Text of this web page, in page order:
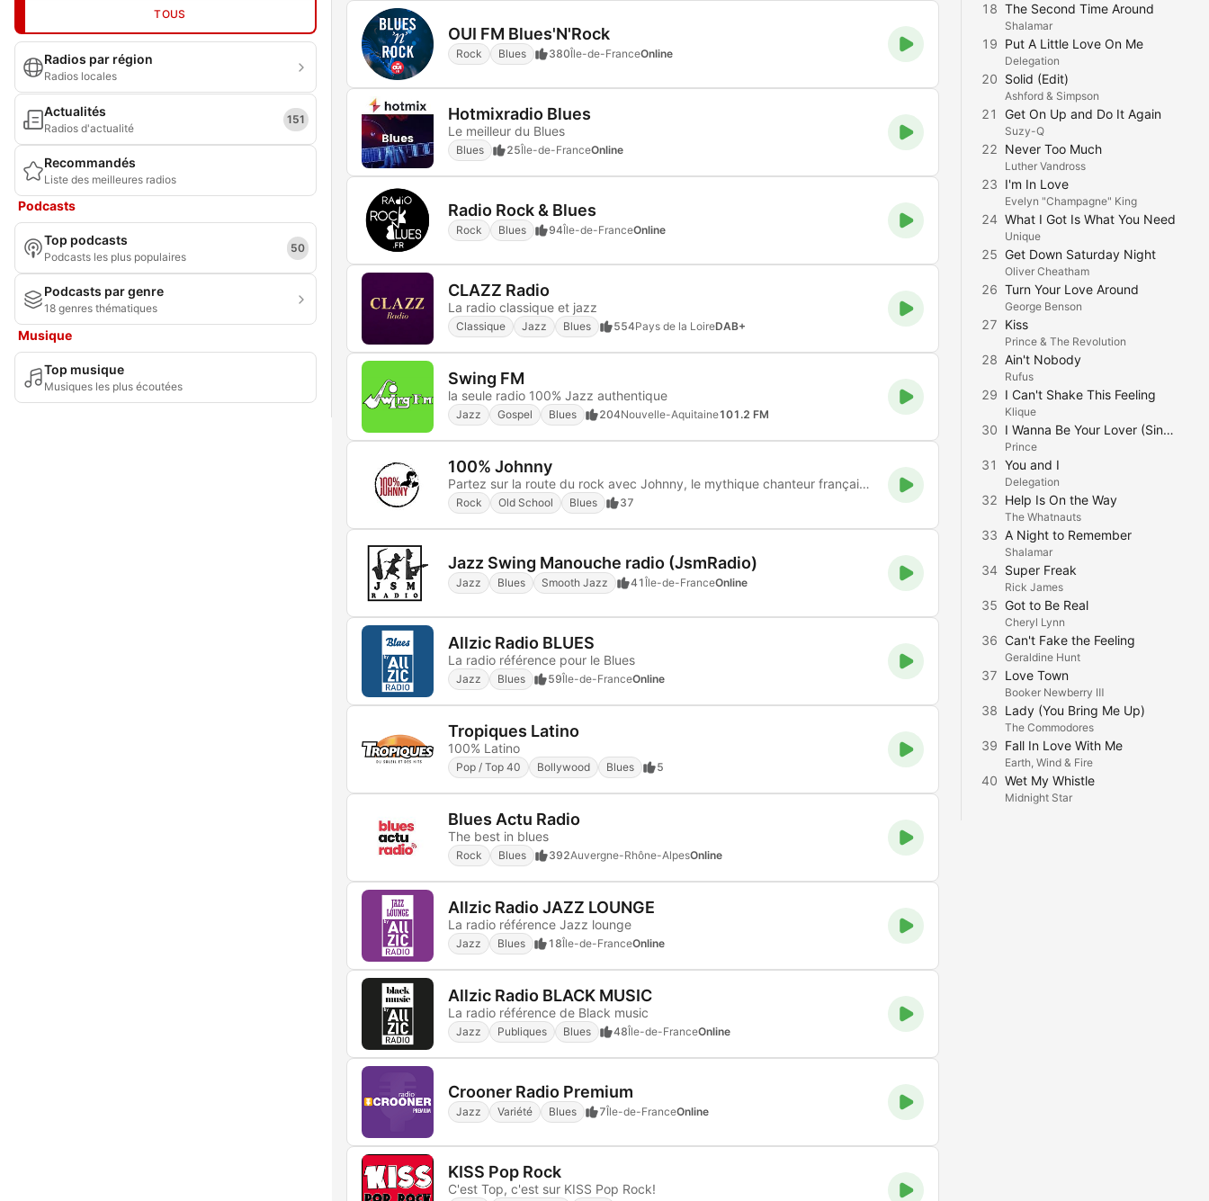
TOUS
Radios par région
Radios locales
Actualités
Radios d'actualité
151
Recommandés
Liste des meilleures radios
Podcasts
Top podcasts
Podcasts les plus populaires
50
Podcasts par genre
18 genres thématiques
Musique
Top musique
Musiques les plus écoutées
OUI FM Blues'N'Rock
Rock Blues 380Île-de-FranceOnline
Hotmixradio Blues
Le meilleur du Blues
Blues 25Île-de-FranceOnline
Radio Rock & Blues
Rock Blues 94Île-de-FranceOnline
CLAZZ Radio
La radio classique et jazz
Classique Jazz Blues 554Pays de la LoireDAB+
Swing FM
la seule radio 100% Jazz authentique
Jazz Gospel Blues 204Nouvelle-Aquitaine101.2 FM
100% Johnny
Partez sur la route du rock avec Johnny, le mythique chanteur français, sur notre radio 100% road trip musical !
Rock Old School Blues 37
Jazz Swing Manouche radio (JsmRadio)
Jazz Blues Smooth Jazz 41Île-de-FranceOnline
Allzic Radio BLUES
La radio référence pour le Blues
Jazz Blues 59Île-de-FranceOnline
Tropiques Latino
100% Latino
Pop / Top 40 Bollywood Blues 5
Blues Actu Radio
The best in blues
Rock Blues 392Auvergne-Rhône-AlpesOnline
Allzic Radio JAZZ LOUNGE
La radio référence Jazz lounge
Jazz Blues 18Île-de-FranceOnline
Allzic Radio BLACK MUSIC
La radio référence de Black music
Jazz Publiques Blues 48Île-de-FranceOnline
Crooner Radio Premium
Jazz Variété Blues 7Île-de-FranceOnline
KISS Pop Rock
C'est Top, c'est sur KISS Pop Rock!
18 The Second Time Around
Shalamar
19 Put A Little Love On Me
Delegation
20 Solid (Edit)
Ashford & Simpson
21 Get On Up and Do It Again
Suzy-Q
22 Never Too Much
Luther Vandross
23 I'm In Love
Evelyn "Champagne" King
24 What I Got Is What You Need
Unique
25 Get Down Saturday Night
Oliver Cheatham
26 Turn Your Love Around
George Benson
27 Kiss
Prince & The Revolution
28 Ain't Nobody
Rufus
29 I Can't Shake This Feeling
Klique
30 I Wanna Be Your Lover (Single Version)
Prince
31 You and I
Delegation
32 Help Is On the Way
The Whatnauts
33 A Night to Remember
Shalamar
34 Super Freak
Rick James
35 Got to Be Real
Cheryl Lynn
36 Can't Fake the Feeling
Geraldine Hunt
37 Love Town
Booker Newberry Ⅲ
38 Lady (You Bring Me Up)
The Commodores
39 Fall In Love With Me
Earth, Wind & Fire
40 Wet My Whistle
Midnight Star